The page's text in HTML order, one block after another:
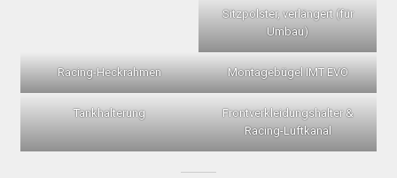
Sitzpolster, verlängert (für
Umbau)
Racing-Heckrahmen Montagebügel IMT EVO
Tankhalterung
Frontverkleidungshalter &
Racing-Luftkanal